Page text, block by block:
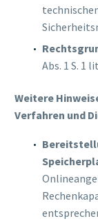
Abs. 1 S. 1
Weitere
Verfahren und